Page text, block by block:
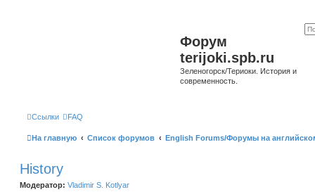
Форум
terijoki.spb.ru
Зеленогорск/Териоки. История и
современность.
Ссылки FAQ
На главную Список форумов English Forums/Форумы на
History
Модератор: Vladimir S. Kotlyar